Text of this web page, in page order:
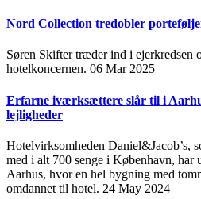
Nord Collection tredobler
Søren Skifter træder ind i ejerkredsen
hotelkoncernen. 06 Mar 2025
Erfarne iværksættere slår til i
lejligheder
Hotelvirksomheden Daniel&Jacob’s,
med i alt 700 senge i København, har
Aarhus, hvor en hel bygning med
omdannet til hotel. 24 May 2024